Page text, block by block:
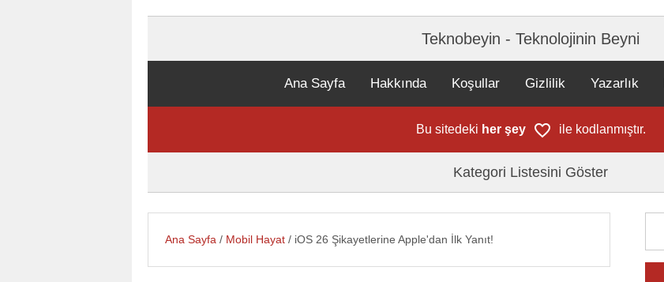
Teknobeyin - Teknolojinin Beyni
Ana Sayfa Hakkında Koşullar Gizlilik Yazarlık
Bu sitedeki her şey ile kodlanmıştır.
Kategori Listesini Göster
Ana Sayfa / Mobil Hayat / iOS 26 Şikayetlerine Apple'dan İlk Yanıt!